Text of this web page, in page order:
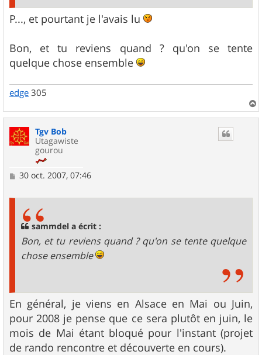
P..., et pourtant je l'avais lu
Bon, et tu reviens quand ? qu'on se tente
quelque chose ensemble
edge 305
a
Tgv Bob
Utagawiste
gourou
M
30 oct. 2007, 07:46
sammdel a écrit :
Bon, et tu reviens quand ? qu'on se tente quelque
chose ensemble
En général, je viens en Alsace en Mai ou Juin,
pour 2008 je pense que ce sera plutôt en juin, le
mois de Mai étant bloqué pour l'instant (projet
de rando rencontre et découverte en cours).